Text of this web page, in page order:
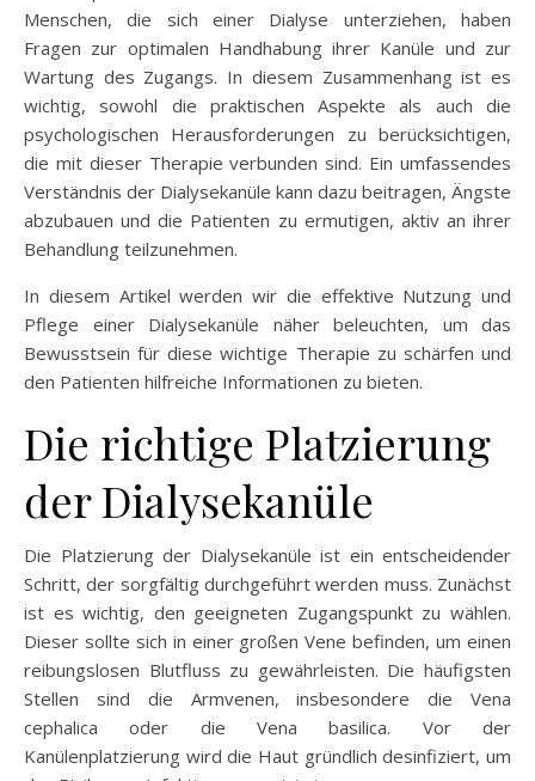
Menschen, die sich einer Dialyse unterziehen, haben
Fragen zur optimalen Handhabung ihrer Kanüle und zur
Wartung des Zugangs. In diesem Zusammenhang ist es
wichtig, sowohl die praktischen Aspekte als auch die
psychologischen Herausforderungen zu berücksichtigen,
die mit dieser Therapie verbunden sind. Ein umfassendes
Verständnis der Dialysekanüle kann dazu beitragen, Ängste
abzubauen und die Patienten zu ermutigen, aktiv an ihrer
Behandlung teilzunehmen.
In diesem Artikel werden wir die effektive Nutzung und
Pflege einer Dialysekanüle näher beleuchten, um das
Bewusstsein für diese wichtige Therapie zu schärfen und
den Patienten hilfreiche Informationen zu bieten.
Die richtige Platzierung
der Dialysekanüle
Die Platzierung der Dialysekanüle ist ein entscheidender
Schritt, der sorgfältig durchgeführt werden muss. Zunächst
ist es wichtig, den geeigneten Zugangspunkt zu wählen.
Dieser sollte sich in einer großen Vene befinden, um einen
reibungslosen Blutfluss zu gewährleisten. Die häufigsten
Stellen sind die Armvenen, insbesondere die Vena
cephalica oder die Vena basilica. Vor der
Kanülenplatzierung wird die Haut gründlich desinfiziert, um